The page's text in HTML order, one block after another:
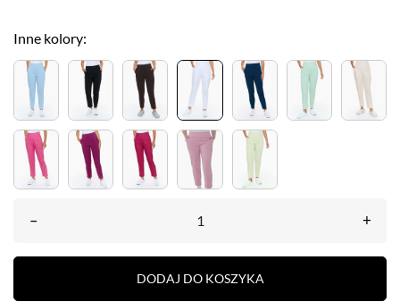
Inne kolory:
– +
DODAJ DO KOSZYKA